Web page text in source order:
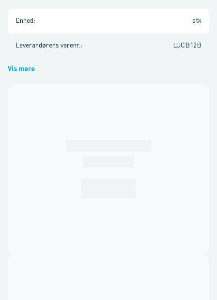
Enhed : stk
Leverandørens varenr. : LUCB12B
Vis mere